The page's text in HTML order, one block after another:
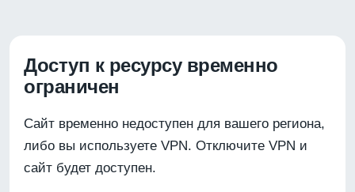
Доступ к ресурсу временно
ограничен
Сайт временно недоступен для вашего региона,
либо вы используете VPN. Отключите VPN и
сайт будет доступен.